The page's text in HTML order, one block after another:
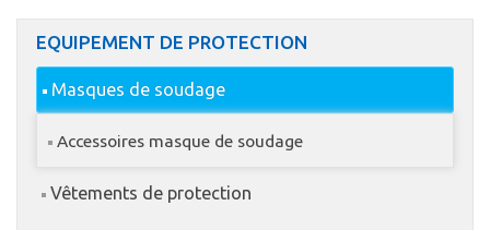
EQUIPEMENT DE PROTECTION
Masques de soudage
Accessoires masque de soudage
Vêtements de protection